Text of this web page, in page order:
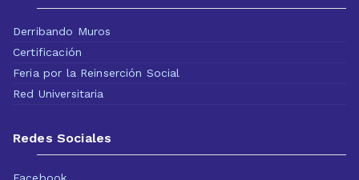
Derribando Muros
Certificación
Feria por la Reinserción Social
Red Universitaria
Redes Sociales